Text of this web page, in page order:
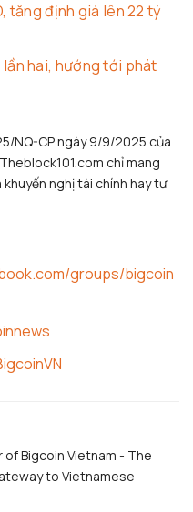
tăng định giá lên 22 tỷ
hai, hướng tới phát
NQ-CP ngày 9/9/2025 của
chỉ mang
nghị tài chính hay tư
groups/bigcoin
Bigcoin Vietnam - The
to Vietnamese